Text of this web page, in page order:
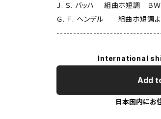
Ｊ. Ｓ. バッハ 組曲ホ短調 ＢＷ
Ｇ. Ｆ. ヘンデル 組曲ホ短調よ
International
Add
日本国内にお